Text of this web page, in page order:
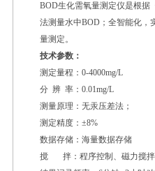
BOD生化需氧量测定仪是根据
法测量水中BOD；全智能化，
量测定。
技术参数：
测定量程：0-4000mg/L
分 辨 率：0.01mg/L
测量原理：无汞压差法；
测定精度：±8%
数据存储：海量数据存储
搅 拌：程序控制、磁力搅拌